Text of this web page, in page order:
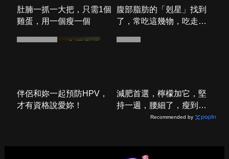
PR・新素簡
肚囊，瘦出小蠻腰
PR・新素簡
PR・台灣癌症基金會
減肥首選，檸檬加它，堅
PR・新素簡